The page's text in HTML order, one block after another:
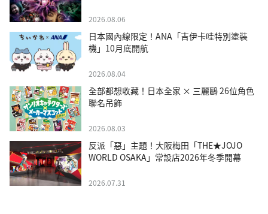
2026.08.06
日本國內線限定！ANA「吉伊卡哇特別塗裝
機」10月底開航
2026.08.04
全部都想收藏！日本全家 × 三麗鷗 26位角色
聯名吊飾
2026.08.03
反派「惡」主題！大阪梅田「THE★JOJO
WORLD OSAKA」常設店2026年冬季開幕
2026.07.31